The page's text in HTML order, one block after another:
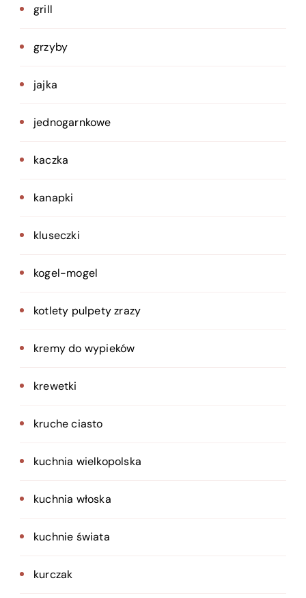
grill
grzyby
jajka
jednogarnkowe
kaczka
kanapki
kluseczki
kogel-mogel
kotlety pulpety zrazy
kremy do wypieków
krewetki
kruche ciasto
kuchnia wielkopolska
kuchnia włoska
kuchnie świata
kurczak